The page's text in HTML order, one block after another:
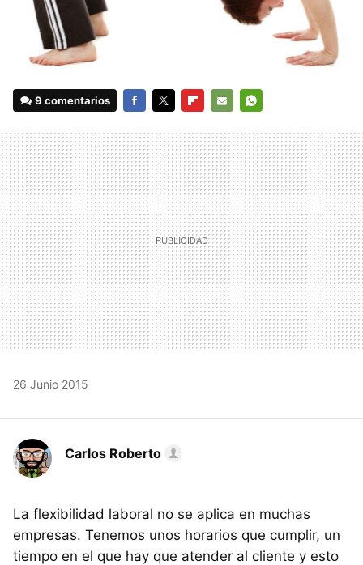
9 comentarios
MAIL
26 Junio 2015
Carlos Roberto
La flexibilidad laboral no se aplica en muchas
empresas. Tenemos unos horarios que cumplir, un
tiempo en el que hay que atender al cliente y esto